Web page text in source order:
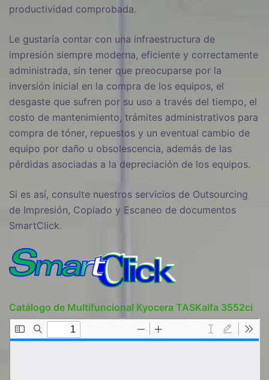
productividad comprobada.
Le gustaría contar con una infraestructura de
impresión siempre moderna, eficiente y correctamente
administrada, sin tener que preocuparse por la
inversión inicial en la compra de los equipos, el
desgaste que sufren por su uso a través del tiempo, el
costo de mantenimiento, trámites administrativos para
compra de tóner, repuestos y un eventual cambio de
equipo por daño u obsolescencia, además de las
pérdidas asociadas a la depreciación de los equipos.
Si es así, consulte nuestros servicios de Outsourcing
de Impresión, Copiado y Escaneo de documentos
SmartClick.
Catálogo de Multifuncional Kyocera TASKalfa 3552ci